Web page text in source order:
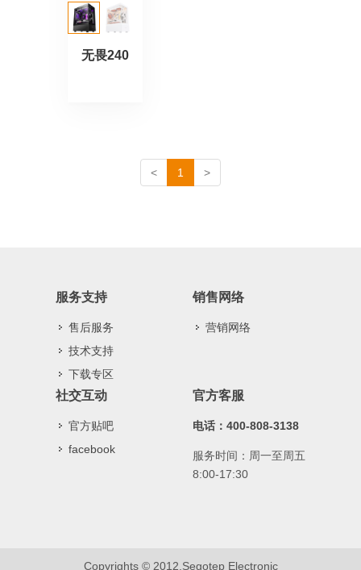
无畏240
< 1 >
服务支持
售后服务
技术支持
下载专区
销售网络
营销网络
社交互动
官方贴吧
facebook
官方客服
电话：400-808-3138
服务时间：周一至周五
8:00-17:30
Copyrights © 2012,Segotep Electronic